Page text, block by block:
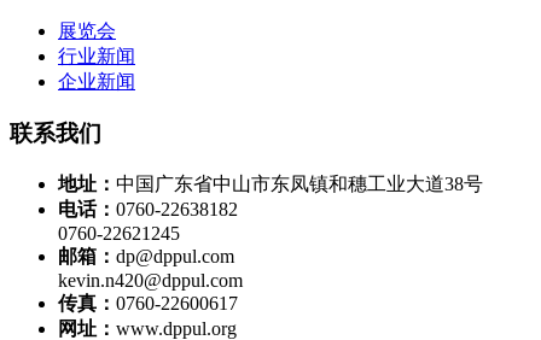
展览会
行业新闻
企业新闻
联系我们
地址： 中国广东省中山市东凤镇和穗工业大道38号
电话： 0760-22638182
0760-22621245
邮箱： dp@dppul.com
kevin.n420@dppul.com
传真： 0760-22600617
网址： www.dppul.org